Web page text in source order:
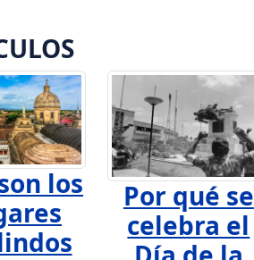
los
Por qué se
celebra el